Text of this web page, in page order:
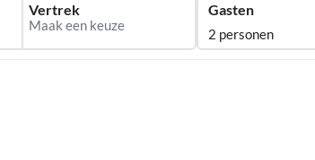
Vertrek Gasten
2 personen